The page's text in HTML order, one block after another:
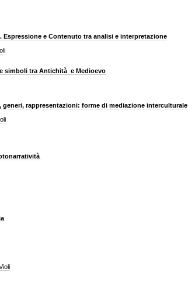
Espressione e Contenuto tra analisi e interpretazione
simboli tra Antichità e Medioevo
generi, rappresentazioni: forme di mediazione interculturale